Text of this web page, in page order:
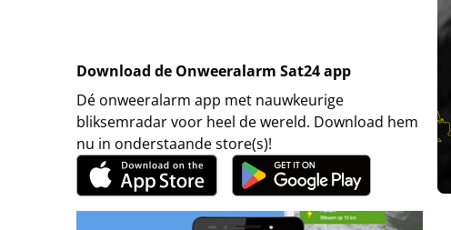
Download de Onweeralarm Sat24 app
Dé onweeralarm app met nauwkeurige
bliksemradar voor heel de wereld. Download hem
nu in onderstaande store(s)!